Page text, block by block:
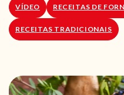
VÍDEO RECEITAS DE
RECEITAS TRADICIONAIS